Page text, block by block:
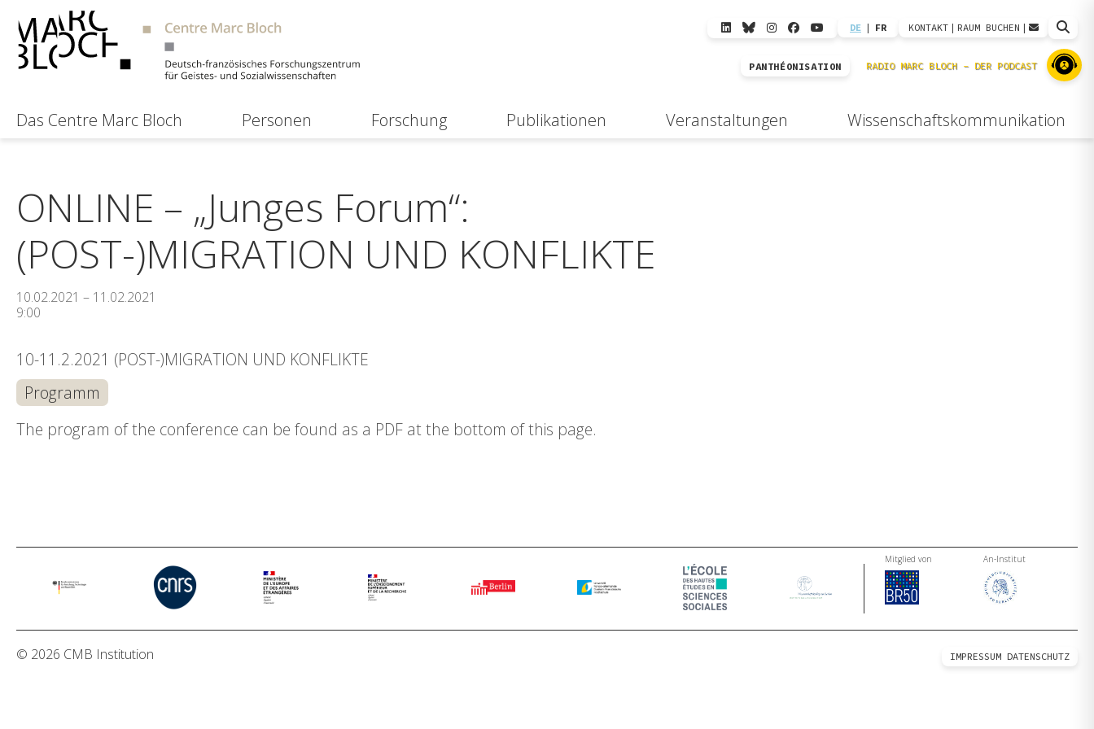
DE | FR KONTAKT | RAUM BUCHEN |
PANTHÉONISATION
Das Centre Marc Bloch Personen Forschung Publikationen Veranstaltungen Wissenschaftskommunikation
ONLINE – „Junges Forum“:
(POST-)MIGRATION UND KONFLIKTE
10.02.2021 – 11.02.2021
9:00
10-11.2.2021 (POST-)MIGRATION UND KONFLIKTE
Programm
The program of the conference can be found as a PDF at the bottom of this page.
Mitglied von An-Institut
© 2026 CMB Institution IMPRESSUM DATENSCHUTZ